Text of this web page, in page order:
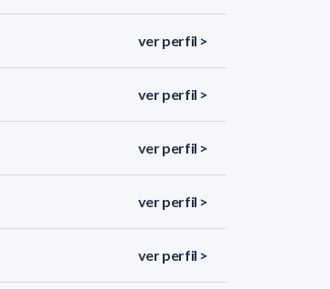
ver perfil >
ver perfil >
ver perfil >
ver perfil >
ver perfil >